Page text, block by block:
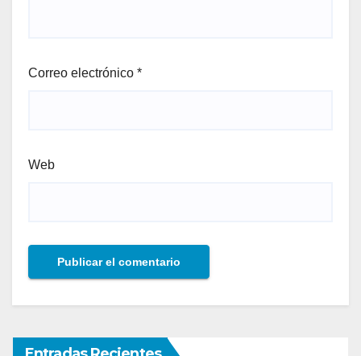
Correo electrónico *
Web